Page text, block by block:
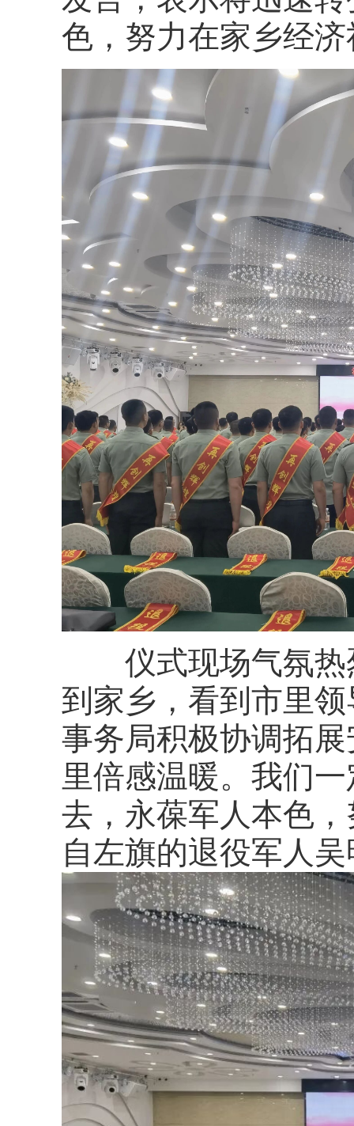
色，努力在家乡经
仪式现场气氛
到家乡，看到市里
事务局积极协调拓
里倍感温暖。我们
去，永葆军人本色
自左旗的退役军人